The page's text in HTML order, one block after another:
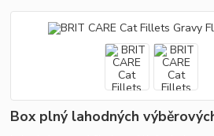
Box plný lahodných